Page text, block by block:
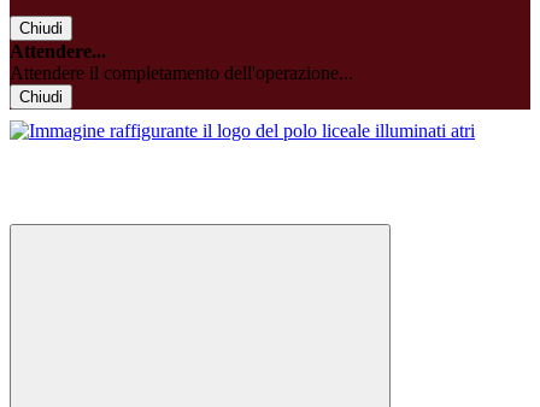
Chiudi
Attendere...
Attendere il completamento dell'operazione...
Chiudi